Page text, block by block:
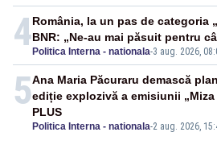
4 Politica Interna - nationala-3 aug. 2026,
România, la un pas de categoria
BNR: „Ne-au mai păsuit pentru
5
Politica Interna - nationala-2 aug. 2026,
Ana Maria Păcuraru demască
ediție explozivă a emisiunii
PLUS